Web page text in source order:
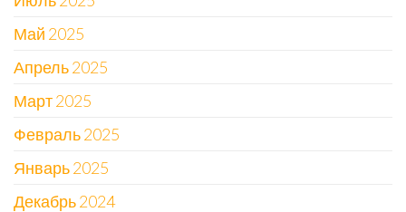
Май 2025
Апрель 2025
Март 2025
Февраль 2025
Январь 2025
Декабрь 2024